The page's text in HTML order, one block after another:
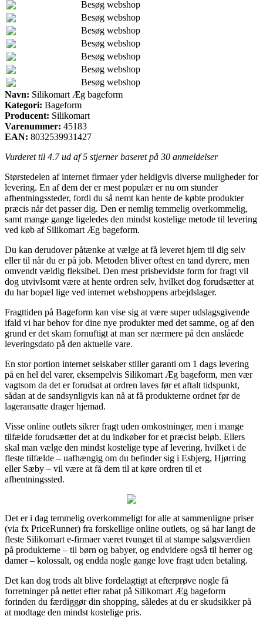
Besøg webshop
Besøg webshop
Besøg webshop
Besøg webshop
Besøg webshop
Besøg webshop
Besøg webshop
Navn: Silikomart Æg bageform
Kategori: Bageform
Producent: Silikomart
Varenummer: 45183
EAN: 8032539931427
Vurderet til 4.7ud af 5 stjerner baseret på 30 anmeldelser
Størstedelen af internet firmaer yder heldigvis diverse muligheder for
levering. En af dem der er mest populær er nu om stunder
afhentningssteder, fordi du så nemt kan hente de købte produkter
præcis når det passer dig. Den er nemlig temmelig overkommelig,
samt mange gange ligeledes den mindst kostelige metode til levering
ved køb af Silikomart Æg bageform.
Du kan derudover påtænke at vælge at få leveret hjem til dig selv
eller til når du er på job. Metoden bliver oftest en tand dyrere, men
omvendt vældig fleksibel. Den mest prisbevidste form for fragt vil
dog utvivlsomt være at hente ordren selv, hvilket dog forudsætter at
du har bopæl lige ved internet webshoppens arbejdslager.
Fragttiden på Bageform kan vise sig at være super udslagsgivende
ifald vi har behov for dine nye produkter med det samme, og af den
grund er det skam fornuftigt at man ser nærmere på den anslåede
leveringsdato på den aktuelle vare.
En stor portion internet selskaber stiller garanti om 1 dags levering
på en hel del varer, eksempelvis Silikomart Æg bageform, men vær
vagtsom da det er forudsat at ordren laves før et aftalt tidspunkt,
sådan at de sandsynligvis kan nå at få produkterne ordnet før de
lageransatte drager hjemad.
Visse online outlets sikrer fragt uden omkostninger, men i mange
tilfælde forudsætter det at du indkøber for et præcist beløb. Ellers
skal man vælge den mindst kostelige type af levering, hvilket i de
fleste tilfælde – uafhængig om du befinder sig i Esbjerg, Hjørring
eller Sæby – vil være at få dem til at køre ordren til et
afhentningssted.
Det er i dag temmelig overkommeligt for alle at sammenligne priser
(via fx PriceRunner) fra forskellige online outlets, og så har langt de
fleste Silikomart e-firmaer været tvunget til at stampe salgsværdien
på produkterne – til børn og babyer, og endvidere også til herrer og
damer – kolossalt, og endda nogle gange love fragt uden betaling.
Det kan dog trods alt blive fordelagtigt at efterprøve nogle få
forretninger på nettet efter rabat på Silikomart Æg bageform
forinden du færdiggør din shopping, således at du er skudsikker på
at modtage den mindst kostelige pris.